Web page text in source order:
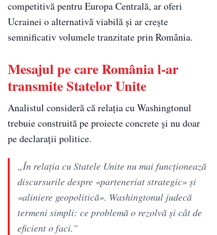
competitivă pentru Europa Centrală, ar oferi
Ucrainei o alternativă viabilă și ar crește
semnificativ volumele tranzitate prin România.
Mesajul pe care România l-ar
transmite Statelor Unite
Analistul consideră că relația cu Washingtonul
trebuie construită pe proiecte concrete și nu doar
pe declarații politice.
„În relația cu Statele Unite nu mai funcționează
discursurile despre «parteneriat strategic» și
«aliniere geopolitică». Washingtonul judecă
termeni simpli: ce problemă o rezolvă și cât de
eficient o faci.”